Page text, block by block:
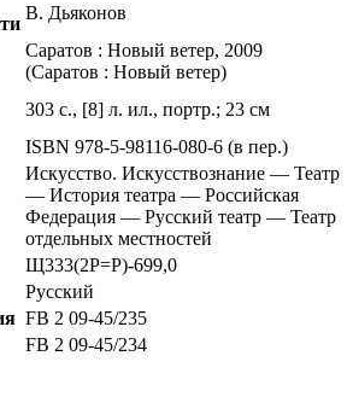
В. Дьяконов
Саратов : Новый ветер, 2009
(Саратов : Новый ветер)
303 с., [8] л. ил., портр.; 23 см
ISBN 978-5-98116-080-6 (в пер.)
Искусство. Искусствознание — Театр
— История театра — Российская
Федерация — Русский театр — Театр
отдельных местностей
Щ333(2Р=Р)-699,0
Русский
FB 2 09-45/235
FB 2 09-45/234